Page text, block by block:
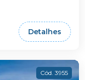
Detalhes
Cód. 3955